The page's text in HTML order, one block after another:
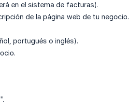
en el sistema de facturas).
de la página web de tu negocio.
portugués o inglés).